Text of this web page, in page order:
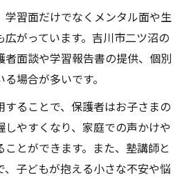
学習面だけでなくメンタル面や生
がっています。吉川市二ツ沼の
面談や学習報告書の提供、個別
場合が多いです。
することで、保護者はお子さまの
やすくなり、家庭での声かけや
とができます。また、塾講師と
、子どもが抱える小さな不安や悩